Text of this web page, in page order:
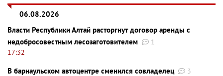
06.08.2026
Власти Республики Алтай расторгнут договор аренды с
недобросовестным лесозаготовителем
1
17:32
В барнаульском автоцентре сменился совладелец
3